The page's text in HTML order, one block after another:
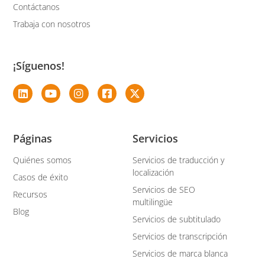
Servicios
Servicios de traducción y
localización
Servicios de SEO
multilingüe
Servicios de subtitulado
Servicios de transcripción
Servicios de marca blanca
Páginas
Quiénes somos
Casos de éxito
Recursos
Blog
Contáctanos
Trabaja con nosotros
¡Síguenos!